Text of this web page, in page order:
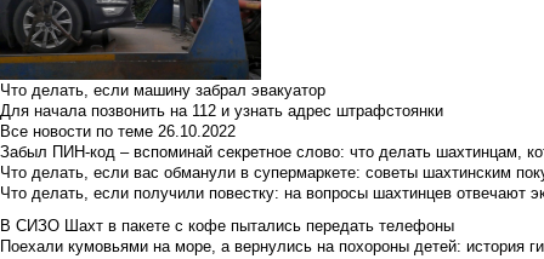
Что делать, если машину забрал эвакуатор
Для начала позвонить на 112 и узнать адрес штрафстоянки
Все новости по теме 26.10.2022
Забыл ПИН-код – вспоминай секретное слово: что делать шахтинцам,
Что делать, если вас обманули в супермаркете: советы шахтинским
Что делать, если получили повестку: на вопросы шахтинцев отвечают
В СИЗО Шахт в пакете с кофе пытались передать телефоны
Поехали кумовьями на море, а вернулись на похороны детей: история